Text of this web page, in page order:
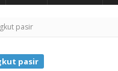
pasir
pasir